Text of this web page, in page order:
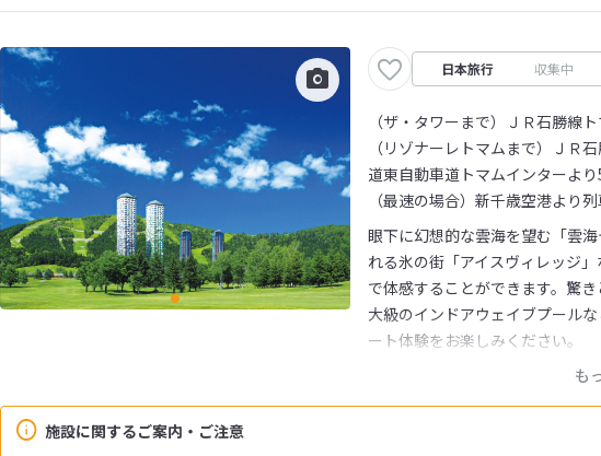
日本旅行 収集中
（ザ・タワーまで）ＪＲ石勝線
（リゾナーレトマムまで）ＪＲ
道東自動車道トマムインターよ
（最速の場合）新千歳空港より
施設に関するご案内・ご注意
も
眼下に幻想的な雲海を望む「雲
れる氷の街「アイスヴィレッジ
で体感することができます。驚
大級のインドアウェイブプール
ート体験をお楽しみください。